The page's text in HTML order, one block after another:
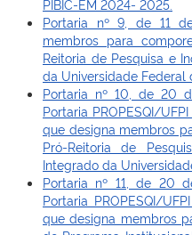
PIBIC-EM 2024- 2025.
Portaria nº 9, de 11
membros para
Reitoria de Pesquisa e
da Universidade Federal
Portaria nº 10, de 20
Portaria PROPESQI/
que designa membros
Pró-Reitoria de
Integrado da
Portaria nº 11, de 20
Portaria PROPESQI/
que designa membros